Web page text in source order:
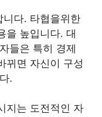
니다. 타협을위한
을 높입니다. 대
들은 특히 경제
뀌면 자신이 구성
.
지는 도전적인 자